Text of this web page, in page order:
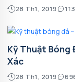
28 Th1, 2019
Kỹ Thuật Bóng
Xác
28 Th1, 2019